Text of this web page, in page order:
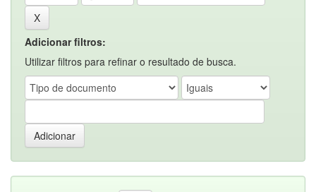
Adicionar filtros:
Utilizar filtros para refinar o resultado de busca.